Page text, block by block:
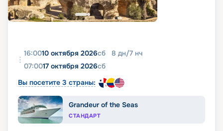
16:0010 октября 2026сб 8 дн/7 нч
07:0017 октября 2026сб
Вы посетите 3 страны:
Grandeur of the Seas
СТАНДАРТ